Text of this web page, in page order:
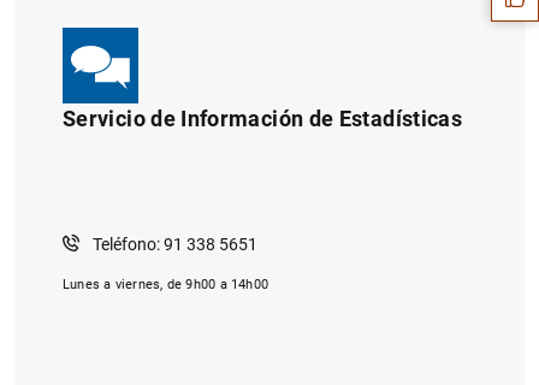
Servicio de Información de Estadísticas
Teléfono: 91 338 5651
Lunes a viernes, de 9h00 a 14h00